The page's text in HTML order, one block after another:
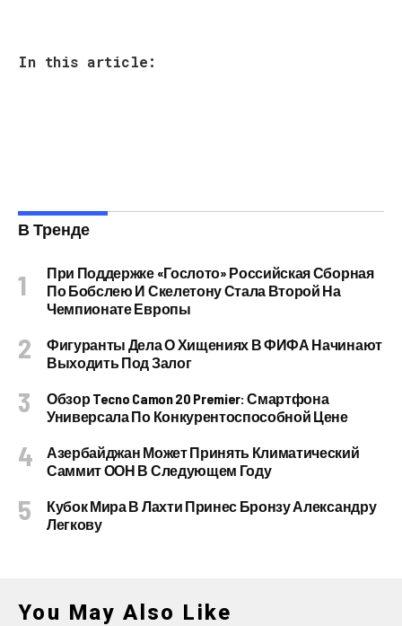
In this article:
В Тренде
При Поддержке «Гослото» Российская Сборная
По Бобслею И Скелетону Стала Второй На
Чемпионате Европы
Фигуранты Дела О Хищениях В ФИФА Начинают
Выходить Под Залог
Обзор Tecno Camon 20 Premier: Смартфона
Универсала По Конкурентоспособной Цене
Азербайджан Может Принять Климатический
Саммит ООН В Следующем Году
Кубок Мира В Лахти Принес Бронзу Александру
Легкову
You May Also Like